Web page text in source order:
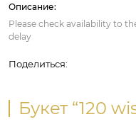
Описание:
Please check availability to
delay
Поделиться:
Букет “120